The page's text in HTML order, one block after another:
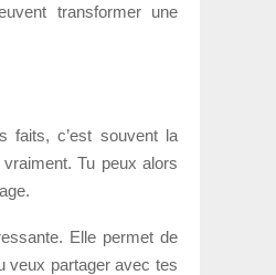
transformer une
faits, c’est souvent la
Tu peux alors
Elle permet de
veux partager avec tes